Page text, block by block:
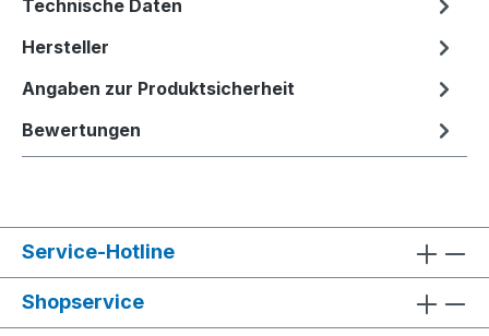
Technische Daten
Hersteller
Angaben zur Produktsicherheit
Bewertungen
Service-Hotline
Shopservice